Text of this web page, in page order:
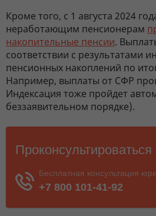
Кроме того, с 1 августа 2024
неработающим пенсионерам
накопительные пенсии.
соответствии с результатами
пенсионных накоплений по
Например, выплаты от СФР
Индексация тоже пройдет
беззаявительном порядке).